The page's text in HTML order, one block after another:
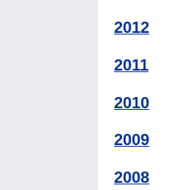
2012
2011
2010
2009
2008